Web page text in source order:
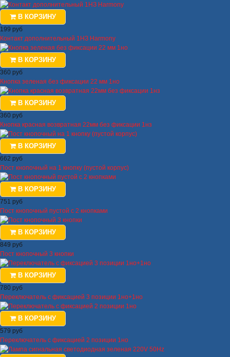
В КОРЗИНУ
199 руб
Контакт дополнительный 1НЗ Harmony
В КОРЗИНУ
360 руб
Кнопка зеленая без фиксации 22 мм 1но
В КОРЗИНУ
360 руб
Кнопка красная возвратная 22мм без фиксации 1нз
В КОРЗИНУ
662 руб
Пост кнопочный на 1 кнопку (пустой корпус)
В КОРЗИНУ
751 руб
Пост кнопочный пустой с 2 кнопками
В КОРЗИНУ
849 руб
Пост кнопочный 3 кнопки
В КОРЗИНУ
780 руб
Переключатель с фиксацией 3 позиции 1но+1но
В КОРЗИНУ
579 руб
Переключатель с фиксацией 2 позиции 1но